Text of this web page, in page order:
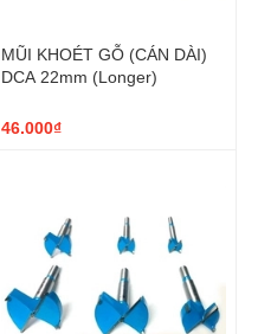
MŨI KHOÉT GỖ (CÁN DÀI)
DCA 22mm (Longer)
46.000₫